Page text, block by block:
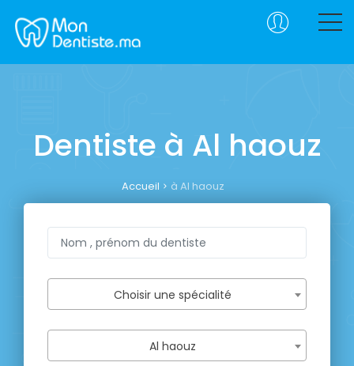
Dentiste à Al haouz
Accueil à Al haouz
Choisir une spécialité
Al haouz